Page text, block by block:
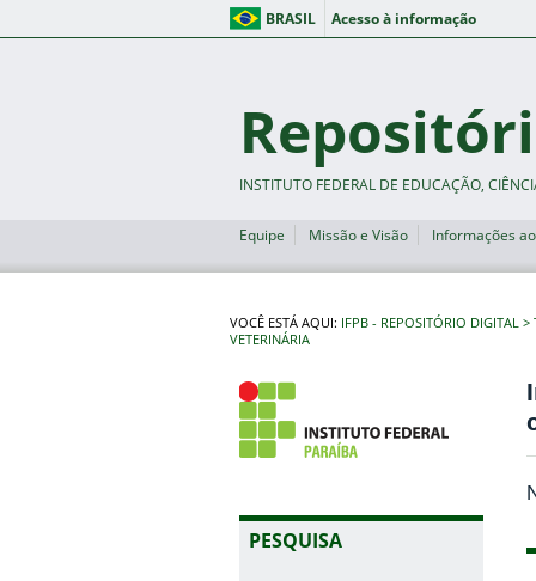
BRASIL Acesso à informação
INSTITUTO FEDERAL DE EDUCAÇÃO,
Equipe Missão e Visão Informações
VOCÊ ESTÁ AQUI: IFPB - REPOSITÓRIO DIGITAL
VETERINÁRIA
PESQUISA